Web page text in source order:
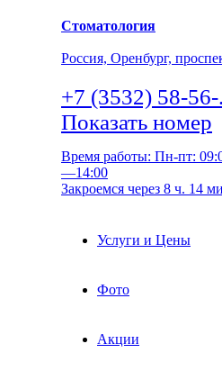
Стоматология
Россия, Оренбург,
+7 (3532) 58-56-
Показать номер
Время работы: Пн-пт:
—14:00
Закроемся через 8 ч. 14
Услуги и Цены
Фото
Акции